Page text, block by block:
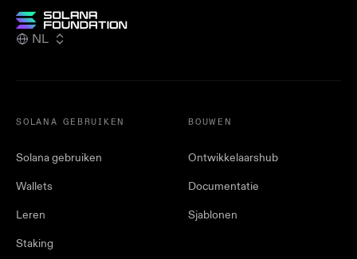
NL
SOLANA GEBRUIKEN
Solana gebruiken
Wallets
Leren
Staking
BOUWEN
Ontwikkelaarshub
Documentatie
Sjablonen